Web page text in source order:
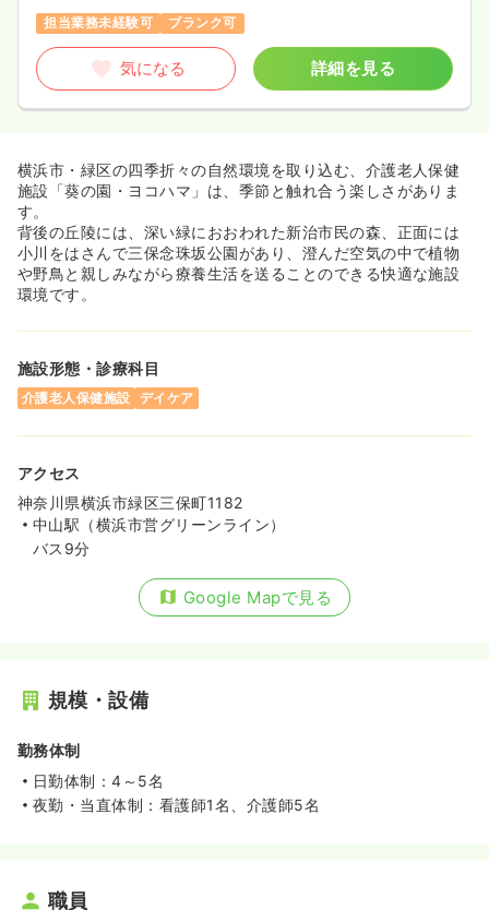
担当業務未経験可
ブランク可
気になる 詳細を見る
横浜市・緑区の四季折々の自然環境を取り込む、介護老人保健
施設「葵の園・ヨコハマ」は、季節と触れ合う楽しさがありま
す。
背後の丘陵には、深い緑におおわれた新治市民の森、正面には
小川をはさんで三保念珠坂公園があり、澄んだ空気の中で植物
や野鳥と親しみながら療養生活を送ることのできる快適な施設
環境です。
施設形態・診療科目
介護老人保健施設 デイケア
アクセス
神奈川県横浜市緑区三保町1182
中山駅（横浜市営グリーンライン）
バス9分
Google Mapで見る
規模・設備
勤務体制
日勤体制：4～5名
夜勤・当直体制：看護師1名、介護師5名
職員